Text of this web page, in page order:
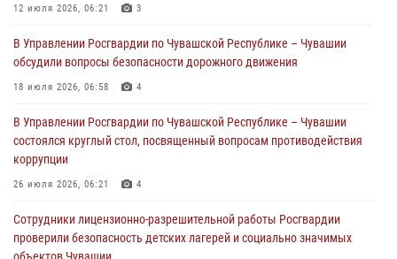
партия немаркированной никотиносодержащей продукции (видео)
Сотрудник вневедомственной охраны Росгвардии рассказал
корреспонденту Издательского дома «Хыпар» о службе в ВДВ
12 июля 2026, 06:21 3
В Управлении Росгвардии по Чувашской Республике – Чувашии
обсудили вопросы безопасности дорожного движения
18 июля 2026, 06:58 4
В Управлении Росгвардии по Чувашской Республике – Чувашии
состоялся круглый стол, посвященный вопросам противодействия
коррупции
26 июля 2026, 06:21 4
Сотрудники лицензионно-разрешительной работы Росгвардии
проверили безопасность детских лагерей и социально значимых